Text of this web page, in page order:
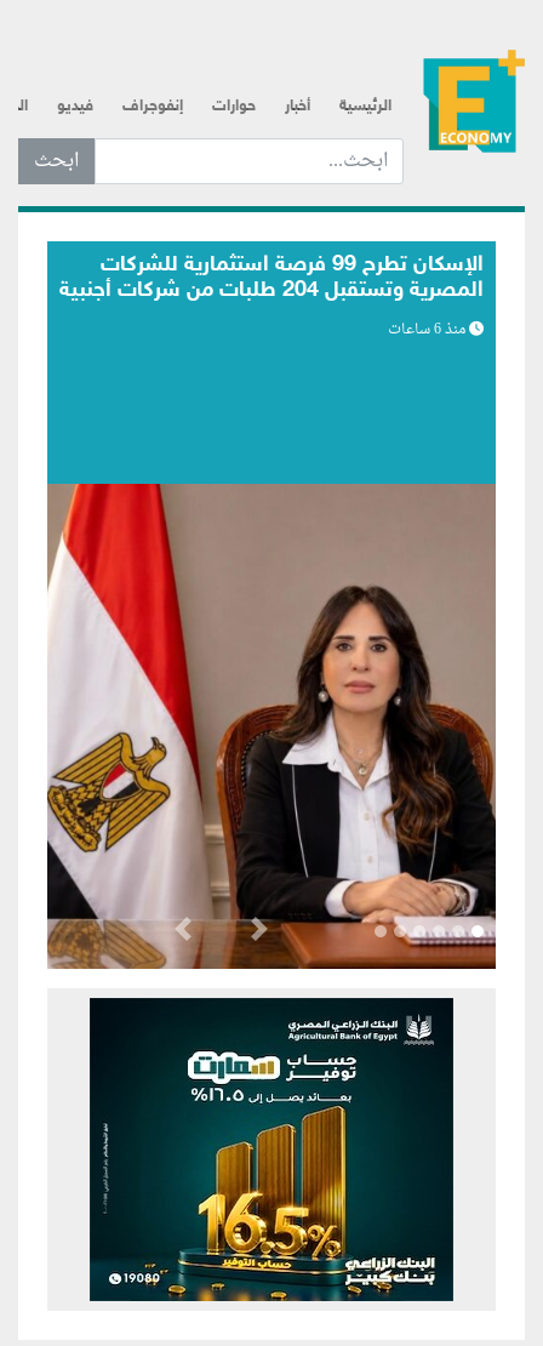
الرئيسية أخبار حوارات إنفوجراف فيديو
ابحث عن... :
الرقابة المالية تعدّل ضوابط التمويل بالعملة
الأجنبية لأنشطة التخصيم والتأجير التمويلي
منذ 6 ساعات
Previous Next